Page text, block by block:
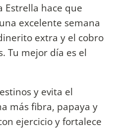
Estrella hace que
excelente semana
extra y el cobro
Tu mejor día es el
y evita el
más fibra, papaya y
ejercicio y fortalece